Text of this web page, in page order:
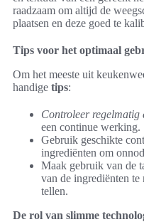
raadzaam om altijd de
plaatsen en deze goed te
Tips voor het optimaal
Om het meeste uit
handige tips:
Controleer regelmatig
een continue werking.
Gebruik geschikte
ingrediënten om
Maak gebruik van de
van de ingrediënten te
tellen.
De rol van slimme